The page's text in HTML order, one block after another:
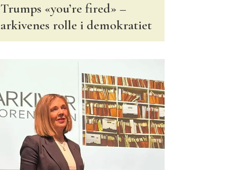
Trumps «you’re fired» –
arkivenes rolle i demokratiet